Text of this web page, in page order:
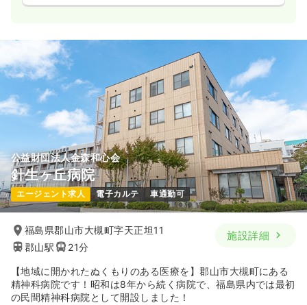
公益財団法人金森和心会
針生ヶ丘病院
エージェント求人 電子カルテ 車通勤可
福島県郡山市大槻町字天正坦11
郡山駅
21分
施設詳細
【地域に開かれたぬくもりのある医療を】郡山市大槻町にある
精神科病院です！昭和は8年から続く病院で、福島県内では最初
の民間精神科病院として開設しました！